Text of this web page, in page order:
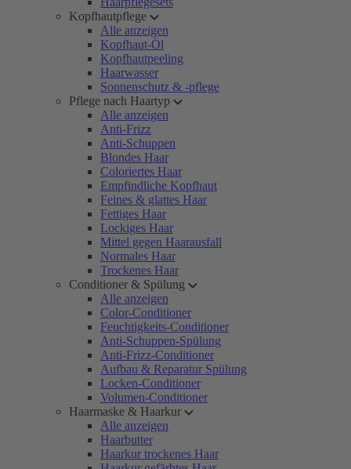
Kopfhautpflege
Alle anzeigen
Kopfhaut-Öl
Kopfhautpeeling
Haarwasser
Sonnenschutz & -pflege
Pflege nach Haartyp
Alle anzeigen
Anti-Frizz
Anti-Schuppen
Blondes Haar
Coloriertes Haar
Empfindliche Kopfhaut
Feines & glattes Haar
Fettiges Haar
Lockiges Haar
Mittel gegen Haarausfall
Normales Haar
Trockenes Haar
Conditioner & Spülung
Alle anzeigen
Color-Conditioner
Feuchtigkeits-Conditioner
Anti-Schuppen-Spülung
Anti-Frizz-Conditioner
Aufbau & Reparatur Spülung
Locken-Conditioner
Volumen-Conditioner
Haarmaske & Haarkur
Alle anzeigen
Haarbutter
Haarkur trockenes Haar